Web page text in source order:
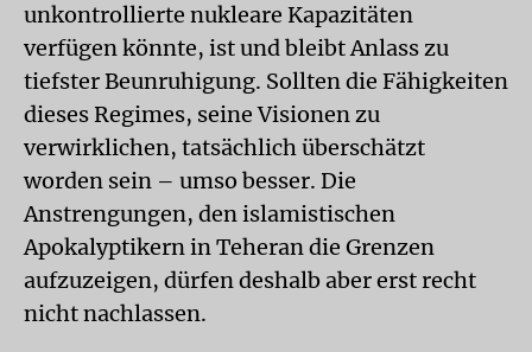
unkontrollierte nukleare Kapazitäten
verfügen könnte, ist und bleibt Anlass zu
tiefster Beunruhigung. Sollten die Fähigkeiten
dieses Regimes, seine Visionen zu
verwirklichen, tatsächlich überschätzt
worden sein – umso besser. Die
Anstrengungen, den islamistischen
Apokalyptikern in Teheran die Grenzen
aufzuzeigen, dürfen deshalb aber erst recht
nicht nachlassen.